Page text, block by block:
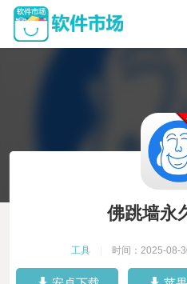
佛跳墙永
工具 时间：2025-08-